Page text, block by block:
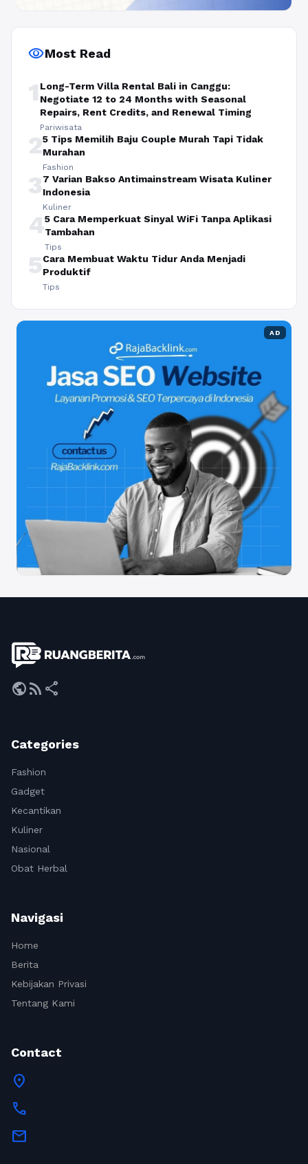
visibilityMost Read
1 Long-Term Villa Rental Bali in Canggu:
Negotiate 12 to 24 Months with Seasonal
Repairs, Rent Credits, and Renewal Timing
Pariwisata
25 Tips Memilih Baju Couple Murah Tapi Tidak
Murahan
Fashion
37 Varian Bakso Antimainstream Wisata Kuliner
Indonesia
Kuliner
45 Cara Memperkuat Sinyal WiFi Tanpa Aplikasi
Tambahan
Tips
5Cara Membuat Waktu Tidur Anda Menjadi
Produktif
Tips
AD
publicrss_feed share
Categories
Fashion
Gadget
Kecantikan
Kuliner
Nasional
Obat Herbal
Navigasi
Home
Berita
Kebijakan Privasi
Tentang Kami
Contact
location_on
call
mail